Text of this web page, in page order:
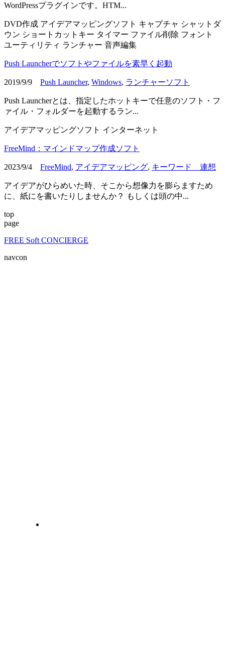
WordPressプラグインです。HTM...
DVD作成 アイデアマッピングソフト キャプチャ シャットダ
ウン ショートカットキー タイマー ファイル削除 フォント
ユーティリティ ランチャー 音声編集
Push Launcherでソフトやファイルを素早く起動
2019/9/9 Push Launcher, Windows, ランチャーソフト
Push Launcherとは、指定したホットキーで任意のソフト・フ
ァイル・フォルダーを起動するラン...
アイデアマッピングソフト インターネット
FreeMind：マインドマップ作成ソフト
2023/9/4 FreeMind, アイデアマッピング, キーワード 連想
アイデアがひらめいた時、そこから想像力を膨らますため
に、紙にを書いたりしませんか？ もしくは頭の中...
top
page
FREE Soft CONCIERGE
navcon